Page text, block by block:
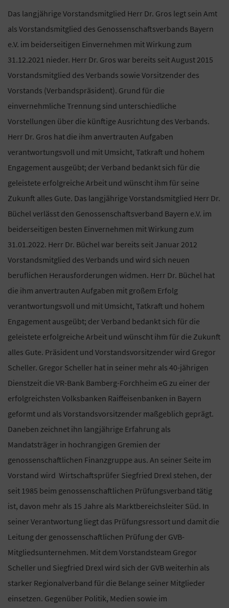
Das langjährige Vorstandsmitglied Herr Dr. Gros legt sein Amt
als Vorstandsmitglied des Genossenschaftsverbands Bayern
e.V. im beiderseitigen Einvernehmen mit Wirkung zum
31.12.2021 nieder. Herr Dr. Gros war bereits seit August 2015
Vorstandsmitglied des Verbands sowie Vorsitzender des
Vorstands (Verbandspräsident). Grund für die
einvernehmliche Trennung sind unterschiedliche
Vorstellungen über die künftige Ausrichtung des Verbands.
Herr Dr. Gros hat die ihm anvertrauten Aufgaben
verantwortungsvoll und mit Umsicht, Tatkraft und hohem
Engagement ausgeübt; der Verband bedankt sich für die
geleistete erfolgreiche Arbeit und wünscht ihm für seine
Zukunft alles Gute. Das langjährige Vorstandsmitglied Herr Dr.
Büchel verlässt den Genossenschaftsverband Bayern e.V. im
beiderseitigen besten Einvernehmen mit Wirkung zum
31.01.2022. Herr Dr. Büchel war bereits seit Januar 2012
Vorstandsmitglied des Verbands und wird sich neuen
beruflichen Herausforderungen widmen. Herr Dr. Büchel hat
die ihm anvertrauten Aufgaben mit großem Erfolg
verantwortungsvoll und mit Umsicht, Tatkraft und hohem
Engagement ausgeübt; der Verband bedankt sich für die
geleistete erfolgreiche Arbeit und wünscht ihm für die Zukunft
alles Gute. Präsident und Vorstandsvorsitzender wird Gregor
Scheller. Gregor Scheller hat in seiner mehr als 40-jährigen
Dienstzeit die VR-Bank Bamberg-Forchheim eG zu einer der
erfolgreichsten Volksbanken Raiffeisenbanken in Bayern
geformt und als Vorstandsvorsitzender maßgeblich geprägt.
Daneben zeichnet ihn langjährige Erfahrung als
Mandatsträger in hochrangigen Gremien der
genossenschaftlichen Finanzgruppe aus. An seiner Seite im
Vorstand wird Wirtschaftsprüfer Siegfried Drexl stehen, der
seit 1985 beim genossenschaftlichen Prüfungsverband tätig
ist, davon mehr als 15 Jahre als Marktbereichsleiter Süd. In
seiner Verantwortung liegt das Prüfungsressort und damit die
Leitung der genossenschaftlichen Prüfung der GVB-
Mitgliedsunternehmen. Mit dem Vorstandsteam Gregor
Scheller und Siegfried Drexl wird sich der GVB weiterhin als
starker Regionalverband für die Belange seiner Mitglieder
einsetzen. Gegenüber Politik, Medien sowie im